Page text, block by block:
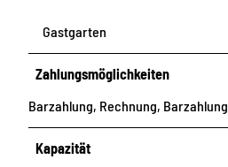
Gastgarten
Zahlungsmöglichkeiten
Barzahlung, Rechnung, Barzahlung
Kapazität